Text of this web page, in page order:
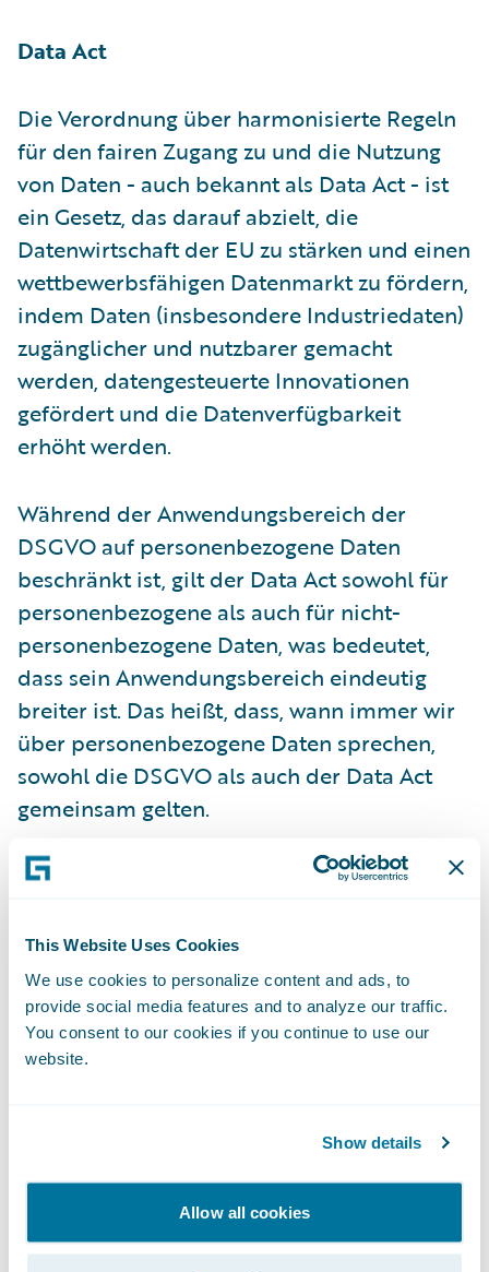
This Website Uses Cookies
We use cookies to personalize content and ads, to
provide social media features and to analyze our traffic.
You consent to our cookies if you continue to use our
website.
Show details
Allow all cookies
Data Act
Die Verordnung über harmonisierte Regeln
für den fairen Zugang zu und die Nutzung
von Daten - auch bekannt als Data Act - ist
ein Gesetz, das darauf abzielt, die
Datenwirtschaft der EU zu stärken und einen
wettbewerbsfähigen Datenmarkt zu fördern,
indem Daten (insbesondere Industriedaten)
zugänglicher und nutzbarer gemacht
werden, datengesteuerte Innovationen
gefördert und die Datenverfügbarkeit
erhöht werden.
Während der Anwendungsbereich der
DSGVO auf personenbezogene Daten
beschränkt ist, gilt der Data Act sowohl für
personenbezogene als auch für nicht-
personenbezogene Daten, was bedeutet,
dass sein Anwendungsbereich eindeutig
breiter ist. Das heißt, dass, wann immer wir
über personenbezogene Daten sprechen,
sowohl die DSGVO als auch der Data Act
gemeinsam gelten.
Der EU Data Act enthält wichtige
Sektoren, die den Datentransfer zwischen
Unternehmen, Verbrauchern und in
bestimmten Fällen Regierungsbehörden
betreffen. Der Data Act gibt Nutzern
vernetzter Produkte mehr Kontrolle über die
legt er allgemeine Bedingungen für
gesetzlich verpflichtet ist, Daten mit einem
anderen Unternehmen zu teilen.